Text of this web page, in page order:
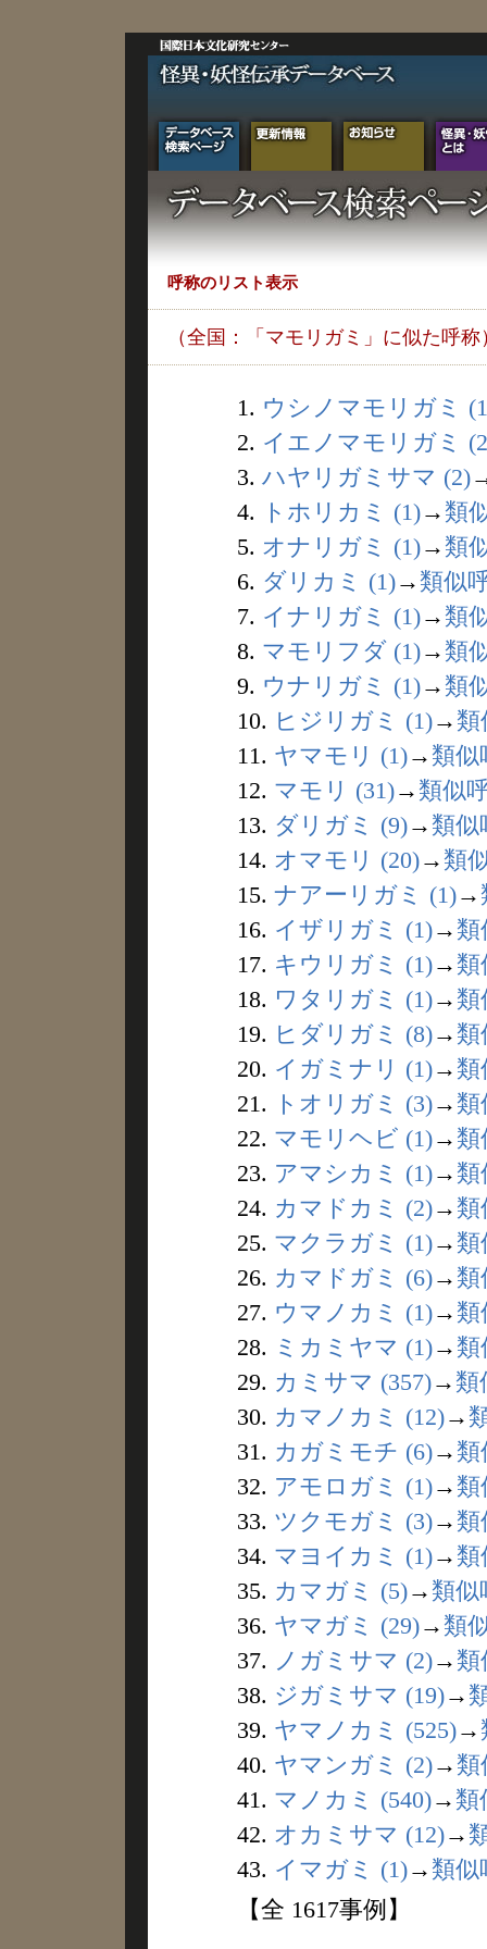
呼称のリスト表示
（全国：「マモリガミ」に似た呼称
1. ウシノマモリガミ
2. イエノマモリガミ
3. ハヤリガミサマ (2)
4.
トホリカミ (1)→ 類
5. オナリガミ (1)→ 類
6. ダリカミ (1)→ 類似
7. イナリガミ (1)→ 類
8. マモリフダ (1)→ 類
9. ウナリガミ (1)→ 類
10. ヒジリガミ (1)→ 類
11. ヤマモリ (1)→ 類似
12. マモリ (31)→ 類似
13. ダリガミ (9)→ 類似
14. オマモリ (20)→ 類
15. ナアーリガミ (1)→
16. イザリガミ (1)→ 類
17. キウリガミ (1)→ 類
18. ワタリガミ (1)→ 類
19. ヒダリガミ (8)→ 類
20. イガミナリ (1)→ 類
21.
トオリガミ (3)→ 類
22. マモリヘビ (1)→ 類
23. アマシカミ (1)→ 類
24. カマドカミ (2)→ 類
25. マクラガミ (1)→ 類
26. カマドガミ (6)→ 類
27. ウマノカミ (1)→ 類
28. ミカミヤマ (1)→ 類
29. カミサマ (357)→ 類
30. カマノカミ (12)→
31. カガミモチ (6)→ 類
32. アモロガミ (1)→ 類
33. ツクモガミ (3)→ 類
34. マヨイカミ (1)→ 類
35. カマガミ (5)→ 類似
36. ヤマガミ (29)→ 類
37. ノガミサマ (2)→ 類
38. ジガミサマ (19)→
39. ヤマノカミ (525)→
40. ヤマンガミ (2)→ 類
41. マノカミ (540)→ 類
42. オカミサマ (12)→
43. イマガミ (1)→ 類似
【全 1617事例】